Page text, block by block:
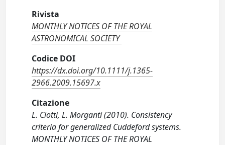
Rivista
MONTHLY NOTICES OF THE ROYAL
ASTRONOMICAL SOCIETY
Codice DOI
https://dx.doi.org/10.1111/j.1365-
2966.2009.15697.x
Citazione
L. Ciotti, L. Morganti (2010). Consistency
criteria for generalized Cuddeford systems.
MONTHLY NOTICES OF THE ROYAL